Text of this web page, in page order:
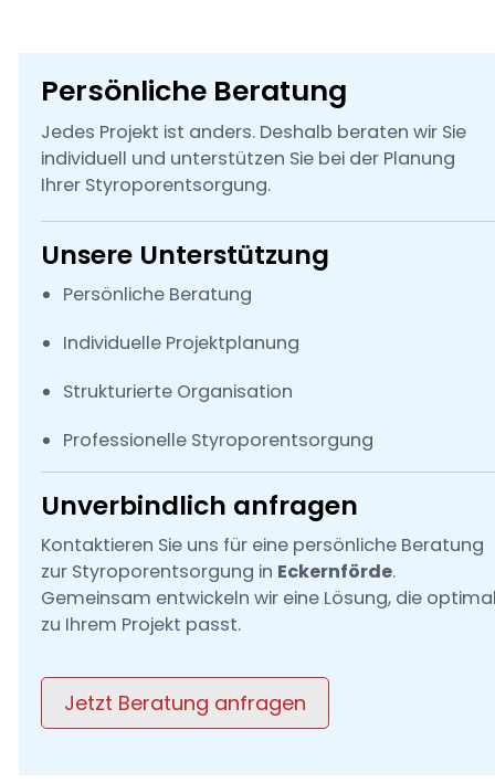
Persönliche Beratung
Jedes Projekt ist anders. Deshalb beraten wir Sie
individuell und unterstützen Sie bei der Planung
Ihrer Styroporentsorgung.
Unsere Unterstützung
Persönliche Beratung
Individuelle Projektplanung
Strukturierte Organisation
Professionelle Styroporentsorgung
Unverbindlich anfragen
Kontaktieren Sie uns für eine persönliche Beratung
zur Styroporentsorgung in Eckernförde.
Gemeinsam entwickeln wir eine Lösung, die
zu Ihrem Projekt passt.
Jetzt Beratung anfragen